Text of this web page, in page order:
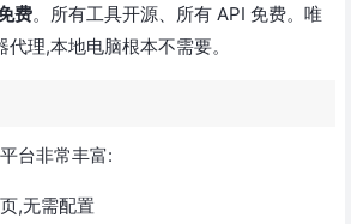
费。所有工具开源、所有 API 免费。唯
理,本地电脑根本不需要。
台非常丰富:
,无需配置